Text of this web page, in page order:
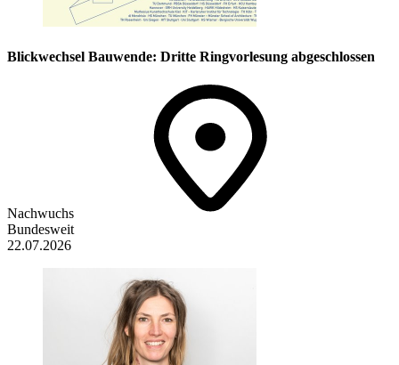
Blickwechsel Bauwende: Dritte Ringvorlesung abgeschlossen
Nachwuchs
Bundesweit
22.07.2026